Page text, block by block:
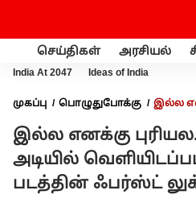
செய்திகள் அரசியல்
India At 2047 Ideas of India
முகப்பு பொழுதுபோக்கு
இல்ல
இல்ல எனக்கு
அடியில்
படத்தின் ஃபர்ஸ்ட்